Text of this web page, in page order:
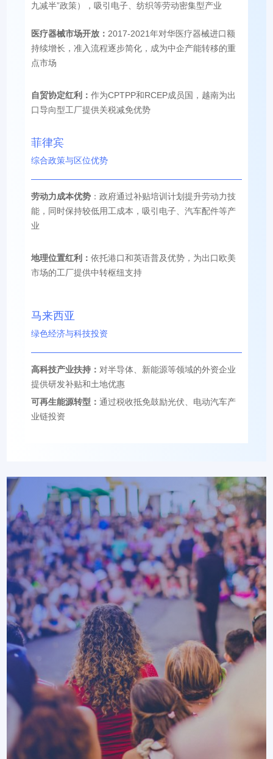
九减半”政策），吸引电子、纺织等劳动密集型产业⁠⁣
医疗器械市场开放：2017-2021年对华医疗器械进口额
持续增长，准入流程逐步简化，成为中企产能转移的重
点市场⁠
自贸协定红利：作为CPTPP和RCEP成员国，越南为出
口导向型工厂提供关税减免优势
菲律宾
综合政策与区位优势
劳动力成本优势 ：政府通过补贴培训计划提升劳动力技
能，同时保持较低用工成本，吸引电子、汽车配件等产
业⁠⁣
地理位置红利：依托港口和英语普及优势，为出口欧美
市场的工厂提供中转枢纽支持
马来西亚
绿色经济与科技投资
高科技产业扶持：对半导体、新能源等领域的外资企业
提供研发补贴和土地优惠
可再生能源转型：通过税收抵免鼓励光伏、电动汽车产
业链投资